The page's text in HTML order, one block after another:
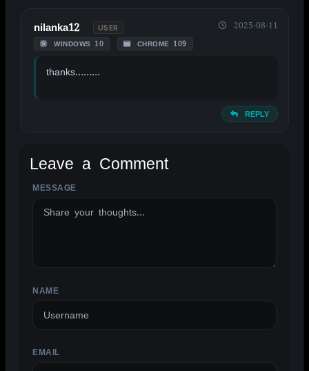
nilanka12 USER
WINDOWS 10 CHROME 109
2025-08-11
thanks………
REPLY
Leave a Comment
MESSAGE
NAME
EMAIL
ALTERNATIVE: